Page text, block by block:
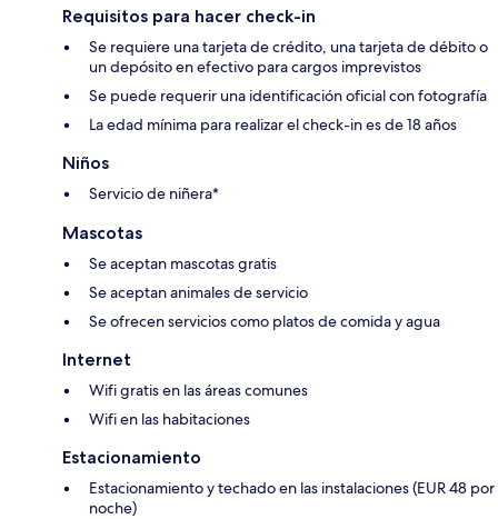
Requisitos para hacer check-in
Se requiere una tarjeta de crédito, una tarjeta de débito o
un depósito en efectivo para cargos imprevistos
Se puede requerir una identificación oficial con fotografía
La edad mínima para realizar el check-in es de 18 años
Niños
Servicio de niñera*
Mascotas
Se aceptan mascotas gratis
Se aceptan animales de servicio
Se ofrecen servicios como platos de comida y agua
Internet
Wifi gratis en las áreas comunes
Wifi en las habitaciones
Estacionamiento
Estacionamiento y techado en las instalaciones (EUR 48 por
noche)